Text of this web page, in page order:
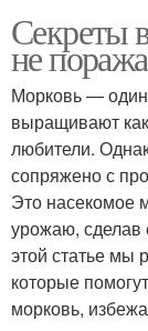
Секреты
не
Морковь —
выращивают
любители.
сопряжено с
Это насекомое
урожаю, сделав
этой статье мы
которые
морковь,